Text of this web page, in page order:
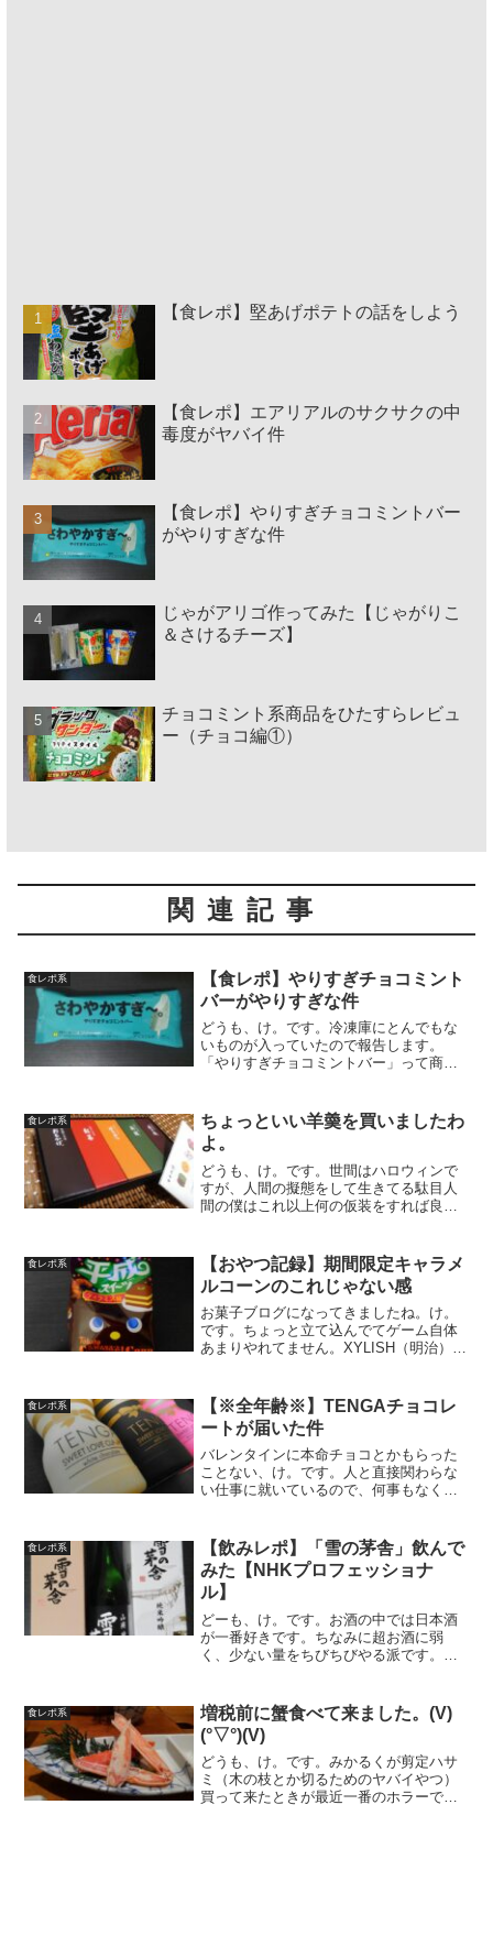
【食レポ】堅あげポテトの話をしよう
【食レポ】エアリアルのサクサクの中
毒度がヤバイ件
【食レポ】やりすぎチョコミントバー
がやりすぎな件
じゃがアリゴ作ってみた【じゃがりこ
＆さけるチーズ】
チョコミント系商品をひたすらレビュ
ー（チョコ編①）
関連記事
食レポ系
【食レポ】やりすぎチョコミント
バーがやりすぎな件
どうも、け。です。冷凍庫にとんでもな
いものが入っていたので報告します。
「やりすぎチョコミントバー」って商品
家の冷凍庫に入れたのは。みかるくしか
いねえな、うん。さわやかす...
食レポ系
ちょっといい羊羮を買いましたわ
よ。
どうも、け。です。世間はハロウィンで
すが、人間の擬態をして生きてる駄目人
間の僕はこれ以上何の仮装をすれば良い
いっきり体調崩したり、60歳女子の後輩
できたり、なんか大変な...
食レポ系
【おやつ記録】期間限定キャラメ
ルコーンのこれじゃない感
お菓子ブログになってきましたね。け。
です。ちょっと立て込んでてゲーム自体
あまりやれてません。XYLISH（明治）例
のカスタードケーキ（ロッテ）僕の中で
チョコパイと双璧を...
食レポ系
【※全年齢※】TENGAチョコレ
ートが届いた件
バレンタインに本命チョコとかもらった
ことない、け。です。人と直接関わらな
い仕事に就いているので、何事もなく一
していた夕刻ごろ、唐突に宅配便が来ま
した。そういえばみ...
食レポ系
【飲みレポ】「雪の茅舎」飲んで
みた【NHKプロフェッショナ
ル】
どーも、け。です。お酒の中では日本酒
が一番好きです。ちなみに超お酒に弱
く、少ない量をちびちびやる派です。今
製造先は「齋彌酒造」だそうです。よめ
ないNKHプロフェッショナ...
食レポ系
増税前に蟹食べて来ました。(V)
(°▽°)(V)
どうも、け。です。みかるくが剪定ハサ
ミ（木の枝とか切るためのヤバイやつ）
買って来たときが最近一番のホラーで